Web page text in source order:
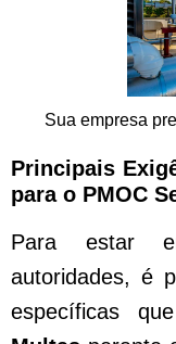
Sua empresa
Principais
para o PMOC
Para estar
autoridades, é
específicas